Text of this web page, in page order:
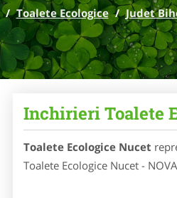
/ Toalete Ecologice / Judet
Inchirieri Toalete
Toalete Ecologice Nucet
Toalete Ecologice Nucet -